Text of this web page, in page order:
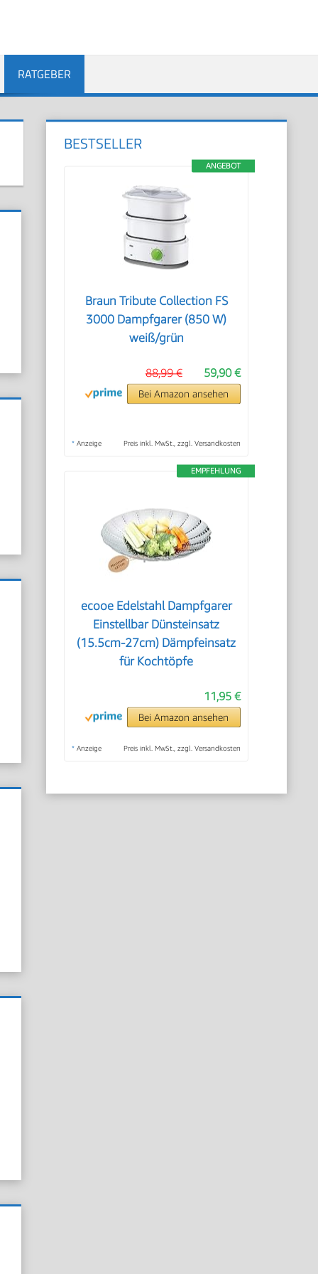
RATGEBER
BESTSELLER
ANGEBOT
Braun Tribute Collection FS
3000 Dampfgarer (850 W)
weiß/grün
59,90 €
88,99 €
Bei Amazon ansehen
* Anzeige Preis inkl. MwSt., zzgl. Versandkosten
EMPFEHLUNG
ecooe Edelstahl Dampfgarer
Einstellbar Dünsteinsatz
(15.5cm-27cm) Dämpfeinsatz
für Kochtöpfe
11,95 €
Bei Amazon ansehen
* Anzeige Preis inkl. MwSt., zzgl. Versandkosten